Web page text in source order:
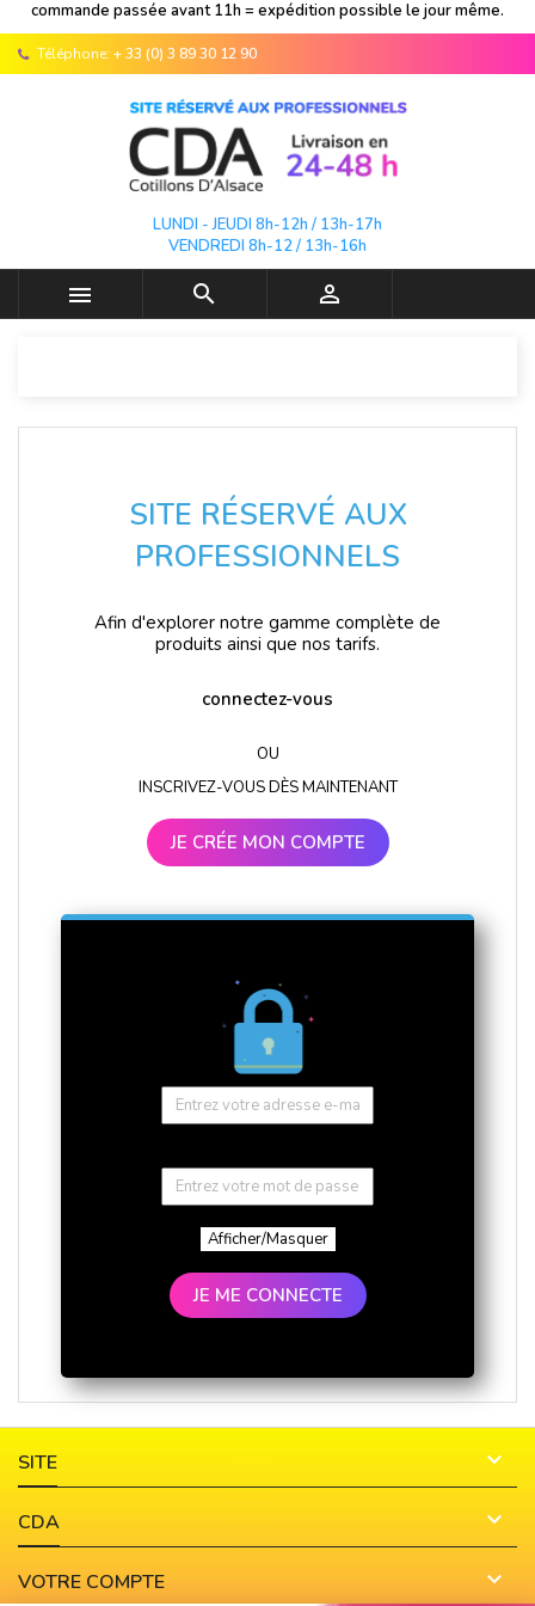
commande passée avant 11h = expédition possible le jour même.
Téléphone: + 33 (0) 3 89 30 12 90
LUNDI - JEUDI 8h-12h / 13h-17h
VENDREDI 8h-12 / 13h-16h
  
SITE RÉSERVÉ AUX
PROFESSIONNELS
Afin d'explorer notre gamme complète de
produits ainsi que nos tarifs.
connectez-vous
OU
INSCRIVEZ-VOUS DÈS MAINTENANT
JE CRÉE MON COMPTE
Afficher/Masquer
JE ME CONNECTE
SITE 
CDA 
VOTRE COMPTE 